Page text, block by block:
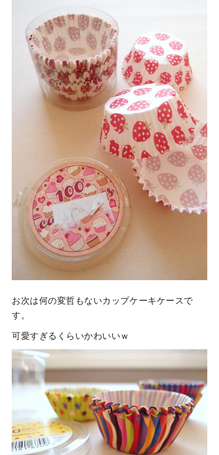
お次は何の変哲もないカップケーキケースで
す。
可愛すぎるくらいかわいいｗ